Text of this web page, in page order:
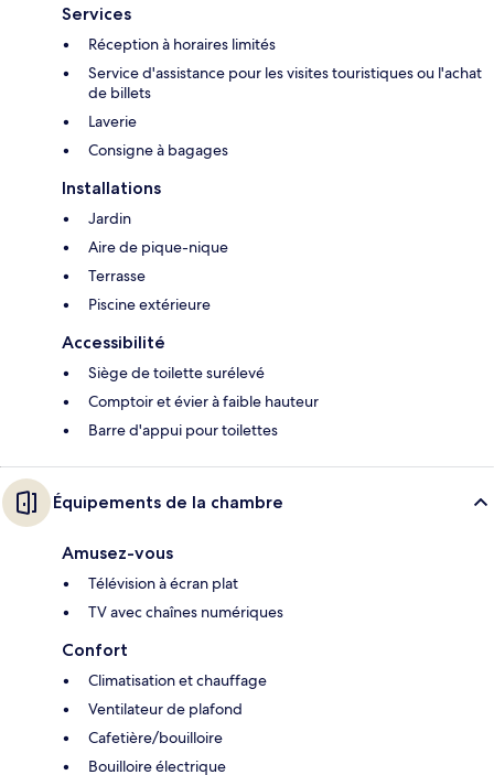
Services
Réception à horaires limités
Service d'assistance pour les visites touristiques ou l'achat
de billets
Laverie
Consigne à bagages
Installations
Jardin
Aire de pique-nique
Terrasse
Piscine extérieure
Accessibilité
Siège de toilette surélevé
Comptoir et évier à faible hauteur
Barre d'appui pour toilettes
Équipements de la chambre
Amusez-vous
Télévision à écran plat
TV avec chaînes numériques
Confort
Climatisation et chauffage
Ventilateur de plafond
Cafetière/bouilloire
Bouilloire électrique